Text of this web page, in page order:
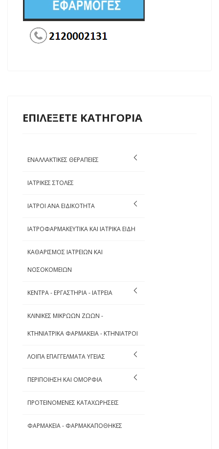
ΕΠΙΛΕΞΕΤΕ ΚΑΤΗΓΟΡΙΑ
ΕΝΑΛΛΑΚΤΙΚΕΣ ΘΕΡΑΠΕΙΕΣ
ΙΑΤΡΙΚΕΣ ΣΤΟΛΕΣ
ΙΑΤΡΟΙ ΑΝΑ ΕΙΔΙΚΟΤΗΤΑ
ΙΑΤΡΟΦΑΡΜΑΚΕΥΤΙΚΑ ΚΑΙ ΙΑΤΡΙΚΑ ΕΙΔΗ
ΚΑΘΑΡΙΣΜΟΣ ΙΑΤΡΕΙΩΝ ΚΑΙ
ΝΟΣΟΚΟΜΕΙΩΝ
ΚΕΝΤΡΑ - ΕΡΓΑΣΤΗΡΙΑ - ΙΑΤΡΕΙΑ
ΚΛΙΝΙΚΕΣ ΜΙΚΡΩΩΝ ΖΩΩΝ -
ΚΤΗΝΙΑΤΡΙΚΑ ΦΑΡΜΑΚΕΙΑ - ΚΤΗΝΙΑΤΡΟΙ
ΛΟΙΠΑ ΕΠΑΓΓΕΛΜΑΤΑ ΥΓΕΙΑΣ
ΠΕΡΙΠΟΙΗΣΗ ΚΑΙ ΟΜΟΡΦΙΑ
ΠΡΟΤΕΙΝΟΜΕΝΕΣ ΚΑΤΑΧΩΡΗΣΕΙΣ
ΦΑΡΜΑΚΕΙΑ - ΦΑΡΜΑΚΑΠΟΘΗΚΕΣ